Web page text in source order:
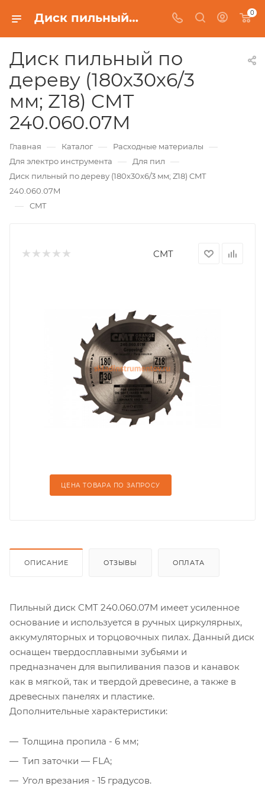
Диск пильный по дереву (180х30х6/3 мм; Z18) CMT 240.060.07M 0
Диск пильный по
дереву (180х30х6/3
мм; Z18) CMT
240.060.07M
Главная — Каталог — Расходные материалы —
Для электро инструмента — Для пил —
Диск пильный по дереву (180х30х6/3 мм; Z18) CMT
240.060.07M
— CMT
CMT
ЦЕНА ТОВАРА ПО ЗАПРОСУ
ОПИСАНИЕ ОТЗЫВЫ ОПЛАТА
Пильный диск CMT 240.060.07M имеет усиленное
основание и используется в ручных циркулярных,
аккумуляторных и торцовочных пилах. Данный диск
оснащен твердосплавными зубьями и
предназначен для выпиливания пазов и канавок
как в мягкой, так и твердой древесине, а также в
древесных панелях и пластике.
Дополнительные характеристики:
Толщина пропила - 6 мм;
Тип заточки — FLA;
Угол врезания - 15 градусов.